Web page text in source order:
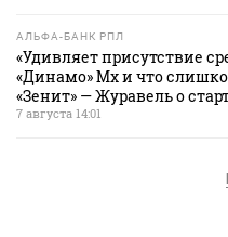
АЛЬФА-БАНК РПЛ
«Удивляет присутствие
«Динамо» Мх и что
«Зенит» — Журавель о
7 августа 14:01